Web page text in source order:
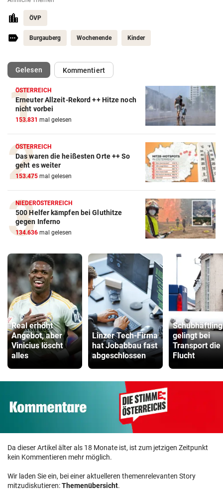
ÖVP
Burgauberg Wochenende Kinder
Gelesen(ausgewählt)Kommentiert
ÖSTERREICH
Erneuter Allzeit-Rekord ++ Hitze noch
nicht vorbei
153.831 mal gelesen
ÖSTERREICH
Das waren die heißesten Orte ++ So
geht es weiter
153.475 mal gelesen
NIEDERÖSTERREICH
500 Helfer kämpfen bei Gluthitze
gegen Inferno
134.636 mal gelesen
Real erhöht
Angebot, aber
Vinicius löscht
alles
Linzer Tech-Firma
hat Jobabbau fast
abgeschlossen
Schubhäftling
gelingt bei
Transport die
Flucht
Da dieser Artikel älter als 18 Monate ist, ist zum jetzigen Zeitpunkt
kein Kommentieren mehr möglich.
Wir laden Sie ein, bei einer aktuelleren themenrelevanten Story
mitzudiskutieren:Themenübersicht.